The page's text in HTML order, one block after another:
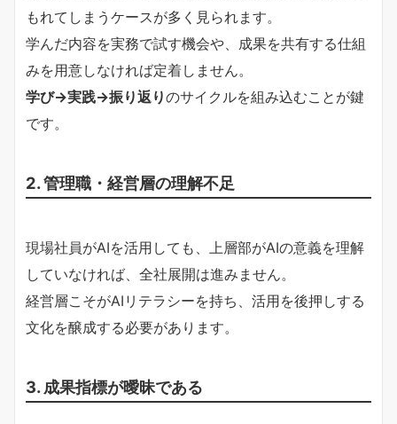
もれてしまうケースが多く見られます。
学んだ内容を実務で試す機会や、成果を共有する仕組
みを用意しなければ定着しません。
学び→実践→振り返りのサイクルを組み込むことが鍵
です。
2. 管理職・経営層の理解不足
現場社員がAIを活用しても、上層部がAIの意義を理解
していなければ、全社展開は進みません。
経営層こそがAIリテラシーを持ち、活用を後押しする
文化を醸成する必要があります。
3. 成果指標が曖昧である